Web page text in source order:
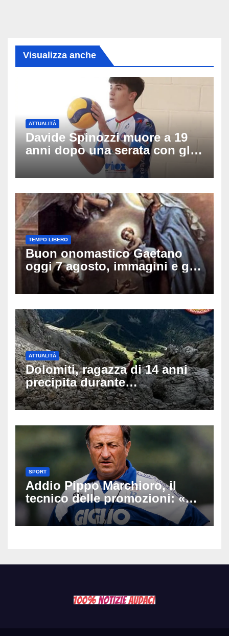
Visualizza anche
ATTUALITÀ
Davide Spinozzi muore a 19
anni dopo una serata con gli
amici: il mistero dello
schianto senza frenata
TEMPO LIBERO
Buon onomastico Gaetano
oggi 7 agosto, immagini e gif
di auguri da condividere sui
social
ATTUALITÀ
Dolomiti, ragazza di 14 anni
precipita durante
un’escursione: tragedia sul
Latemar davanti alla famiglia
SPORT
Addio Pippo Marchioro, il
tecnico delle promozioni: «Ha
scritto pagine indimenticabili
del nostro calcio»